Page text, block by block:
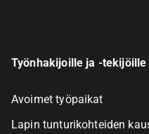
Työnhakijoille ja -tekijöille
Avoimet työpaikat
Lapin tunturikohteiden